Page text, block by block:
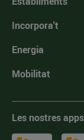
Incorpora't
Energia
Mobilitat
Les nostres apps